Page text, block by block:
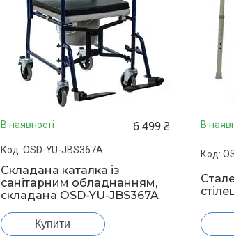
В наявності 6 499 ₴
OSD-YU-JBS367A
Складана каталка із
санітарним обладнанням,
складана OSD-YU-JBS367A
Купити
В